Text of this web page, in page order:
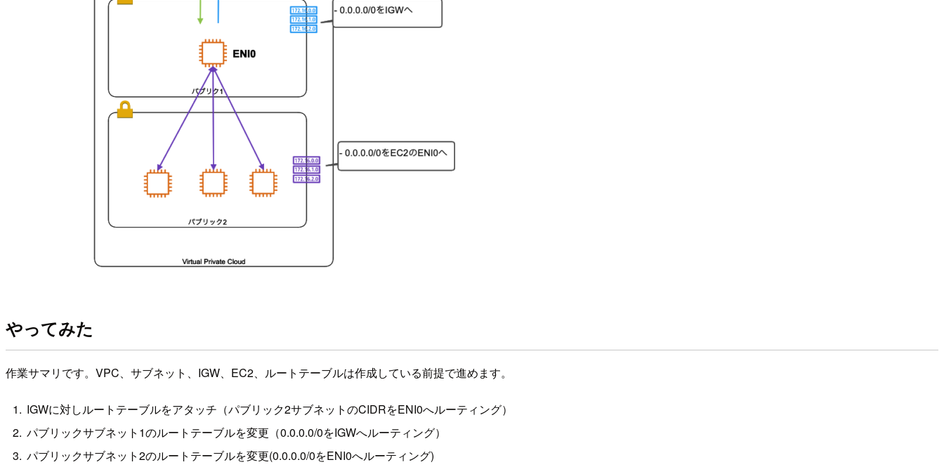
やってみた
作業サマリです。VPC、サブネット、IGW、EC2、ルートテーブルは作成している前提で進めます。
IGWに対しルートテーブルをアタッチ（パブリック2サブネットのCIDRをENI0へルーティング）
パブリックサブネット1のルートテーブルを変更（0.0.0.0/0をIGWへルーティング）
パブリックサブネット2のルートテーブルを変更(0.0.0.0/0をENI0へルーティング)